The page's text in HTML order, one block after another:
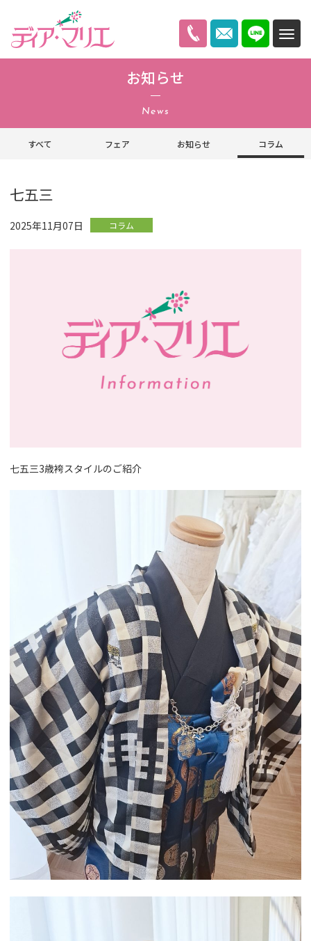
ディアマリエ
お知らせ
News
すべて フェア お知らせ コラム
七五三
2025年11月07日 コラム
七五三3歳袴スタイルのご紹介